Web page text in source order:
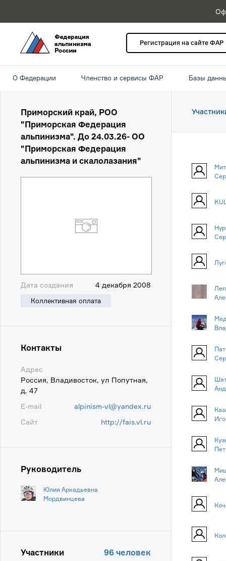
Регистрация на сайте ФАР
О Федерации Членство и сервисы ФАР Базы
Приморский край, РОО
"Приморская Федерация
альпинизма". До 24.03.26- ОО
"Приморская Федерация
альпинизма и скалолазания"
Дата создания 4 декабря 2008
Коллективная оплата
Контакты
Адрес
Россия, Владивосток, ул Попутная,
д. 47
E-mail
alpinism-vl@yandex.ru
Сайт
http://fais.vl.ru
Руководитель
Юлия Аркадьевна
Мордвинцева
Участники 96 человек